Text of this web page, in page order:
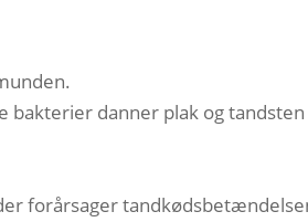
bakterier danner plak og
forårsager